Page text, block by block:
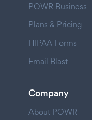
POWR Business
Plans & Pricing
HIPAA Forms
Email Blast
Company
About POWR